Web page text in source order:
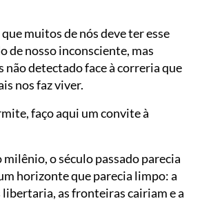
muitos de nós deve ter esse
de nosso inconsciente, mas
não detectado face à correria que
nos faz viver.
faço aqui um convite à
milênio, o século passado parecia
horizonte que parecia limpo: a
as fronteiras cairiam e a